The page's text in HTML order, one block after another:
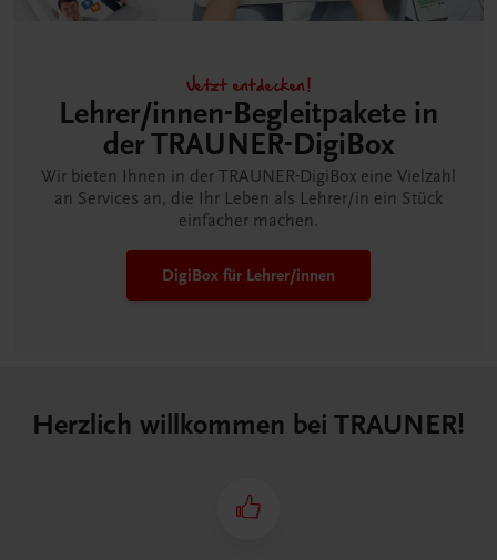
Jetzt entdecken!
Lehrer/innen-Begleitpakete in
der TRAUNER-DigiBox
Wir bieten Ihnen in der TRAUNER-DigiBox eine Vielzahl
an Services an, die Ihr Leben als Lehrer/in ein Stück
einfacher machen.
DigiBox für Lehrer/innen
Herzlich willkommen bei TRAUNER!